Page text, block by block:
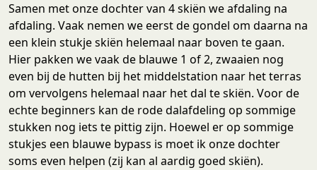
Samen met onze dochter van 4 skiën we afdaling na
afdaling. Vaak nemen we eerst de gondel om daarna na
een klein stukje skiën helemaal naar boven te gaan.
Hier pakken we vaak de blauwe 1 of 2, zwaaien nog
even bij de hutten bij het middelstation naar het terras
om vervolgens helemaal naar het dal te skiën. Voor de
echte beginners kan de rode dalafdeling op sommige
stukken nog iets te pittig zijn. Hoewel er op sommige
stukjes een blauwe bypass is moet ik onze dochter
soms even helpen (zij kan al aardig goed skiën).